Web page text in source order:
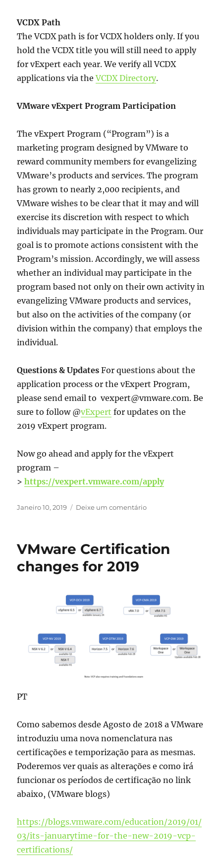
VCDX Path
The VCDX path is for VCDX holders only. If you
hold the VCDX title you will still need to apply
for vExpert each year. We verify all VCDX
applications via theVCDX Directory.
VMware vExpert Program Participation
The vExpert Program (“Program”) is a
marketing program designed by VMware to
reward community members for evangelizing
VMware’s products and services. The program
has grown to nearly 2,000 recipients, and
VMware wishes to be clear that it may and will
exercise its discretion with respect to which
individuals may participate in the Program. Our
goal is to promote actions consistent with the
Program’s mission. Accordingly, we will assess
whether an individual may participate in the
program based not only on their own activity in
evangelizing VMware products and services,
but also on the activities of the company (or
division within the company) that employs the
individual.
Questions & UpdatesFor questions about the
application process or the vExpert Program,
please send email to vexpert@vmware.com. Be
sure to follow @vExpert for updates on the
2019 vExpert program.
Now go ahead and apply for the vExpert
program –
>https://vexpert.vmware.com/apply
Publicado
Janeiro 10, 2019 Deixe um comentáriosobre
are
VMware Certification
changes for 2019
PT
Como sabemos desde Agosto de 2018 a VMware
introduziu uma nova nomenclatura nas
certificações e temporização para as mesmas.
Poderemos ver quais as alterações e como irá
funcionar os períodos de certificação no link
abaixo, (VMware blogs)
https://blogs.vmware.com/education/2019/01/
03/its-januarytime-for-the-new-2019-vcp-
certifications/